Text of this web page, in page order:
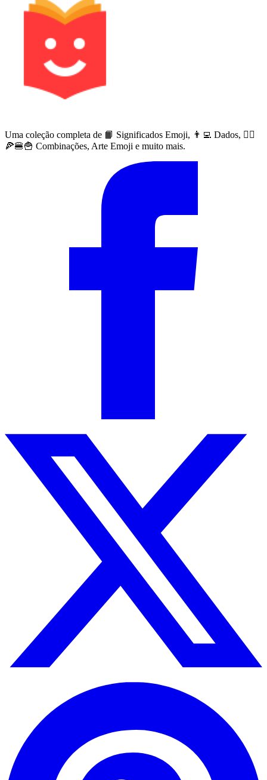
Uma coleção completa de 📙 Significados Emoji, 👨‍💻 Dados, 🙅‍♀️
🍕🍔🍟 Combinações, Arte Emoji e muito mais.